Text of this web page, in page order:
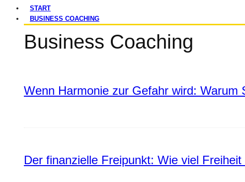
START
BUSINESS COACHING
Business Coaching
Wenn Harmonie zur Gefahr wird: Warum
Der finanzielle Freipunkt: Wie viel